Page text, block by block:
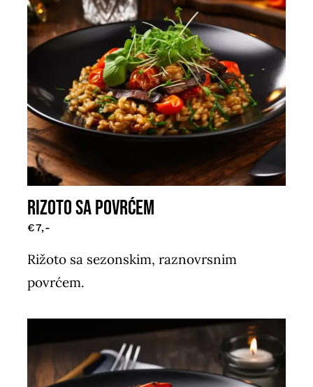
RIZOTO SA POVRĆEM
€7,-
Rižoto sa sezonskim, raznovrsnim
povrćem.